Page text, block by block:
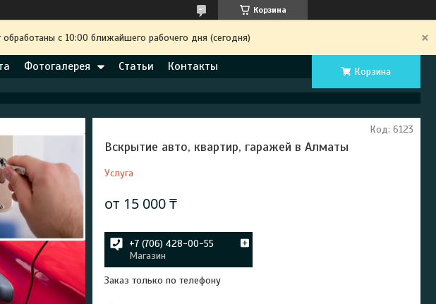
Корзина
с 10:00 ближайшего рабочего дня (сегодня)
Фотогалерея Статьи Контакты Корзина
Вскрытие авто, квартир, гаражей в Алматы
Услуга
Код: 6123
от 15 000 ₸
+7 (706) 428-00-55
Магазин
Заказ только по телефону